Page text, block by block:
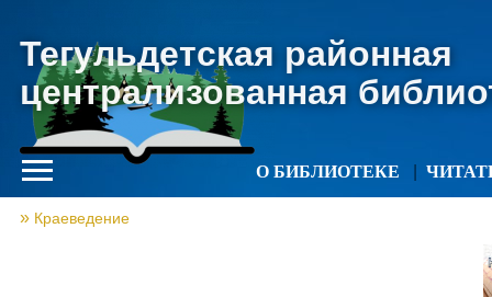
Тегульдетская районная
централизованная
О БИБЛИОТЕКЕ
Краеведение